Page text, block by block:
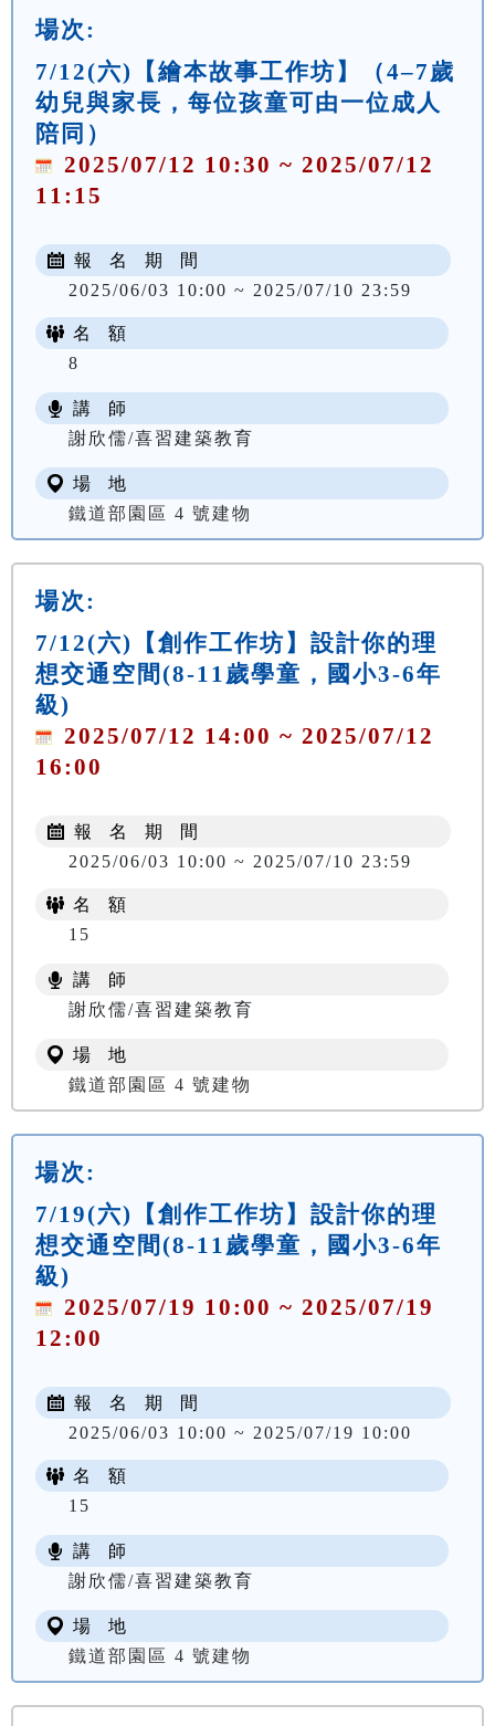
場次:
7/12(六)【繪本故事工作坊】（4–7歲
幼兒與家長，每位孩童可由一位成人
陪同）
2025/07/12 10:30 ~ 2025/07/12
11:15
報 名 期 間
2025/06/03 10:00 ~ 2025/07/10 23:59
名 額
8
講 師
謝欣儒/喜習建築教育
場 地
鐵道部園區 4 號建物
場次:
7/12(六)【創作工作坊】設計你的理
想交通空間(8-11歲學童，國小3-6年
級)
2025/07/12 14:00 ~ 2025/07/12
16:00
報 名 期 間
2025/06/03 10:00 ~ 2025/07/10 23:59
名 額
15
講 師
謝欣儒/喜習建築教育
場 地
鐵道部園區 4 號建物
場次:
7/19(六)【創作工作坊】設計你的理
想交通空間(8-11歲學童，國小3-6年
級)
2025/07/19 10:00 ~ 2025/07/19
12:00
報 名 期 間
2025/06/03 10:00 ~ 2025/07/19 10:00
名 額
15
講 師
謝欣儒/喜習建築教育
場 地
鐵道部園區 4 號建物